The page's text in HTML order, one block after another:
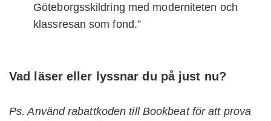
Göteborgsskildring med moderniteten och
klassresan som fond.”
Vad läser eller lyssnar du på just nu?
Ps. Använd rabattkoden till Bookbeat för att prova